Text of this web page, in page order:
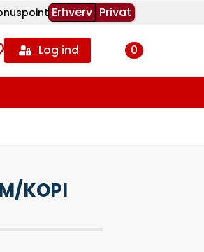
Erhverv Privat
Log ind 0
KOPI